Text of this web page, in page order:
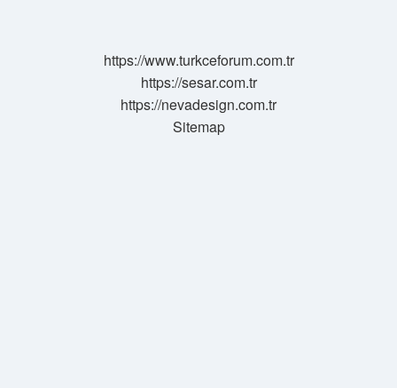
https://www.turkceforum.com.tr
https://sesar.com.tr
https://nevadesign.com.tr
Sitemap